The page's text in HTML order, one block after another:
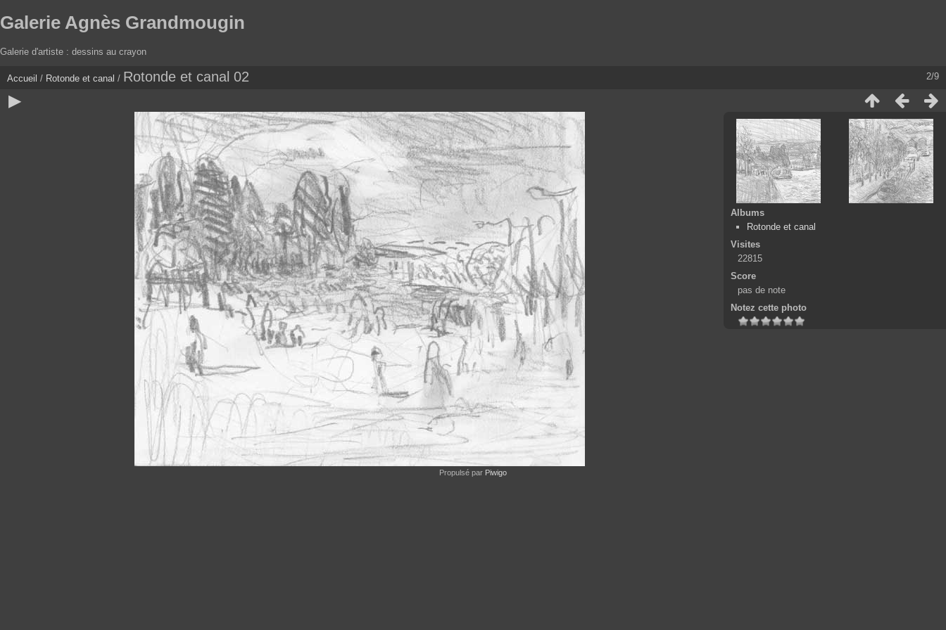
Galerie Agnès Grandmougin
Galerie d'artiste : dessins au crayon
2/9
Accueil / Rotonde et canal / Rotonde et canal 02
Albums
Rotonde et canal
Visites
22815
Score
pas de note
Notez cette photo
Propulsé par Piwigo